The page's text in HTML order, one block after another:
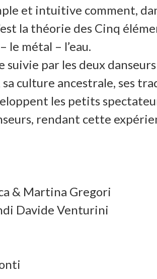
et intuitive comment,
la théorie des Cinq
le métal – l’eau.
suivie par les deux
sa culture ancestrale, ses
les petits
rendant cette
& Martina Gregori
Davide Venturini